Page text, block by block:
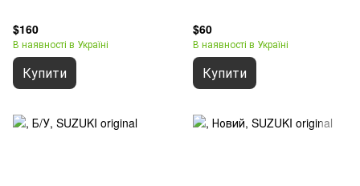
$160
В наявності в Україні
Купити
$60
В наявності в Україні
Купити